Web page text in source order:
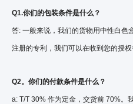
Q1.你们的包装条件是什么？
答: 一般来说，我们的货物用中性白色
注册的专利，我们可以在收到您的授
Q2。你们的付款条件是什么？
a: T/T 30% 作为定金，交货前 70%。